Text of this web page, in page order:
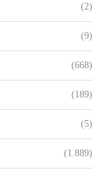
(2)
(9)
(668)
(189)
(5)
(1.889)